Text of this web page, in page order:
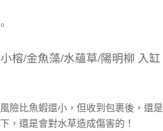
險比魚蝦還小，但收到包裹後，還是
，還是會對水草造成傷害的！